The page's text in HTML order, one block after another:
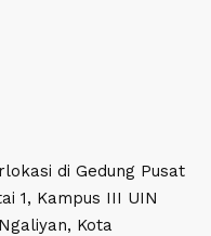
di Gedung Pusat
1, Kampus III UIN
Kota